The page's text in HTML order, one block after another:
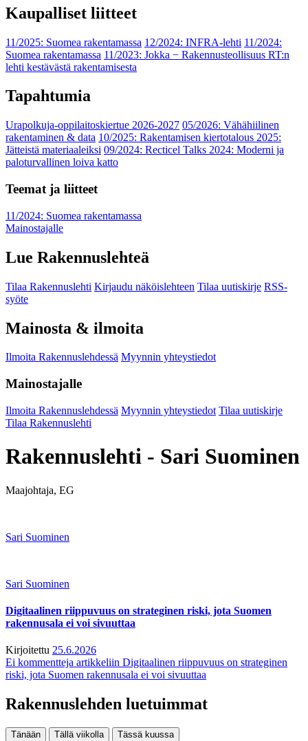
Kaupalliset liitteet
11/2025: Suomea rakentamassa 12/2024: INFRA-lehti 11/2024:
Suomea rakentamassa 11/2023: Jokka − Rakennusteollisuus RT:n
lehti kestävästä rakentamisesta
Tapahtumia
Urapolkuja-oppilaitoskiertue 2026-2027 05/2026: Vähähiilinen
rakentaminen & data 10/2025: Rakentamisen kiertotalous 2025:
Jätteistä materiaaleiksi 09/2024: Recticel Talks 2024: Moderni ja
paloturvallinen loiva katto
Teemat ja liitteet
11/2024: Suomea rakentamassa
Mainostajalle
Lue Rakennuslehteä
Tilaa Rakennuslehti Kirjaudu näköislehteen Tilaa uutiskirje RSS-
syöte
Mainosta & ilmoita
Ilmoita Rakennuslehdessä Myynnin yhteystiedot
Mainostajalle
Ilmoita Rakennuslehdessä Myynnin yhteystiedot Tilaa uutiskirje
Tilaa Rakennuslehti
Rakennuslehti - Sari Suominen
Maajohtaja, EG
Sari Suominen
Sari Suominen
Digitaalinen riippuvuus on strateginen riski, jota Suomen
rakennusala ei voi sivuuttaa
Kirjoitettu 25.6.2026
Ei kommentteja artikkeliin Digitaalinen riippuvuus on strateginen
riski, jota Suomen rakennusala ei voi sivuuttaa
Rakennuslehden luetuimmat
Tänään Tällä viikolla Tässä kuussa